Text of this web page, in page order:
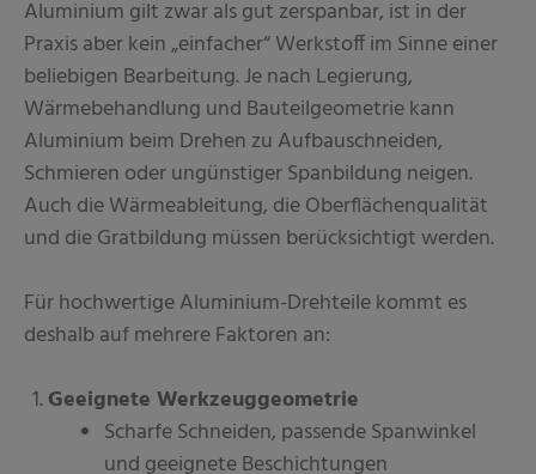
Aluminium gilt zwar als gut zerspanbar, ist in der
Praxis aber kein „einfacher“ Werkstoff im Sinne einer
beliebigen Bearbeitung. Je nach Legierung,
Wärmebehandlung und Bauteilgeometrie kann
Aluminium beim Drehen zu Aufbauschneiden,
Schmieren oder ungünstiger Spanbildung neigen.
Auch die Wärmeableitung, die Oberflächenqualität
und die Gratbildung müssen berücksichtigt werden.
Für hochwertige Aluminium-Drehteile kommt es
deshalb auf mehrere Faktoren an:
Geeignete Werkzeuggeometrie
Scharfe Schneiden, passende Spanwinkel
und geeignete Beschichtungen